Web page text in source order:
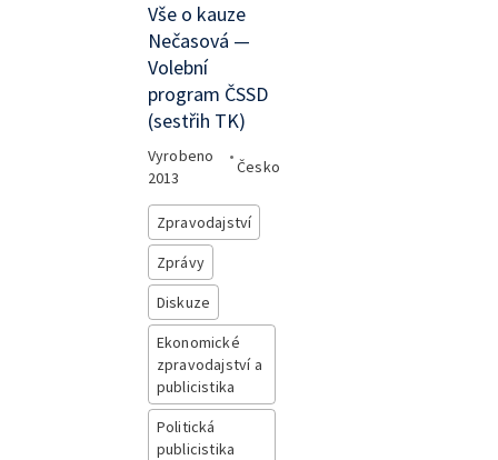
Vše o kauze
Nečasová —
Volební
program ČSSD
(sestřih TK)
Vyrobeno
2013
•
Česko
Zpravodajství
Zprávy
Diskuze
Ekonomické
zpravodajství a
publicistika
Politická
publicistika